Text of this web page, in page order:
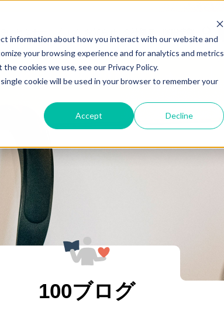
information about how you interact with our website and
your browsing experience and for analytics and metrics
cookies we use, see our Privacy Policy.
cookie will be used in your browser to remember your
Accept Decline
100ブログ